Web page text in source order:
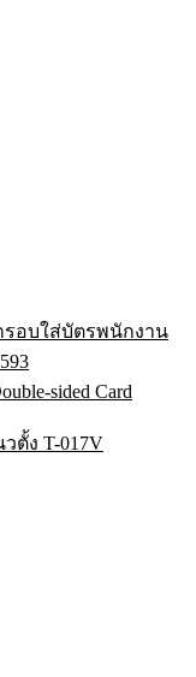
รอบใส่บัตรพนักงาน
sided Card
ตั้ง T-017V